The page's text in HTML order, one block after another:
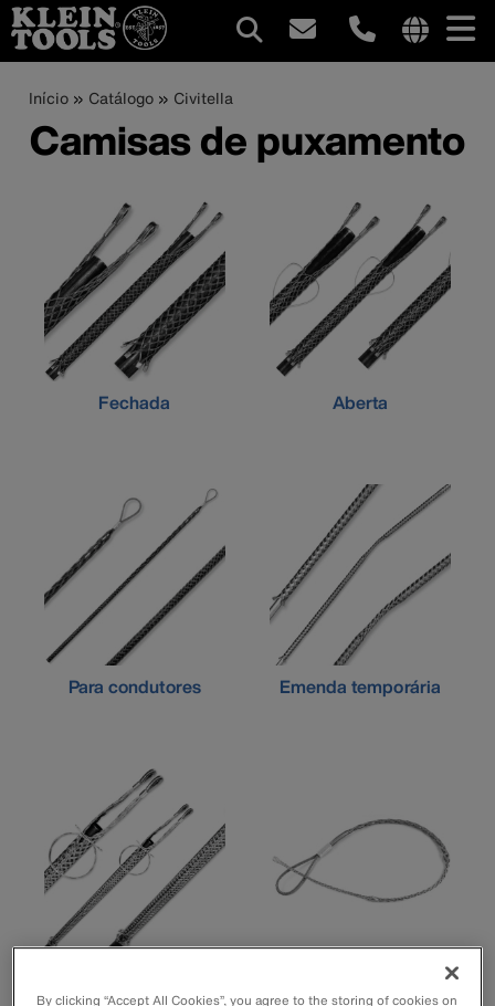
Pular
menu
Navegação
principal
Trilha
de
Início Catálogo Civitella
Camisas de puxamento
Fechada Aberta
Para condutores Emenda temporária
By clicking “Accept All Cookies”, you agree to the storing of cookies on